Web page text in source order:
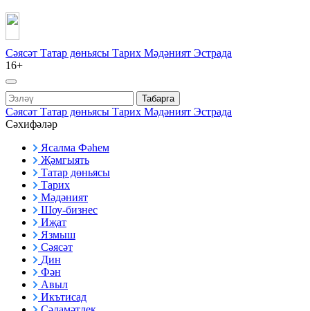
Сәясәт Татар дөньясы Тарих Мәдәният Эстрада
16+
Табарга
Сәясәт Татар дөньясы Тарих Мәдәният Эстрада
Сәхифәләр
Ясалма Фәһем
Җәмгыять
Татар дөньясы
Тарих
Мәдәният
Шоу-бизнес
Иҗат
Язмыш
Сәясәт
Дин
Фән
Авыл
Икътисад